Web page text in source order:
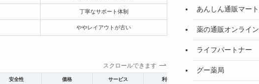
丁寧なサポート体制
ややレイアウトが古い
スクロールできます
安全性 価格 サービス 利便性
あんしん通販マート
薬の通販オンライン
ライフパートナー
グー薬局